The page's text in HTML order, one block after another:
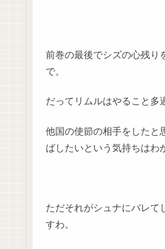
前巻の最後でシズの心残り
で。
だってリムルはやること多
他国の使節の相手をしたと
ばしたいという気持ちはわ
ただそれがシュナにバレて
すわ。